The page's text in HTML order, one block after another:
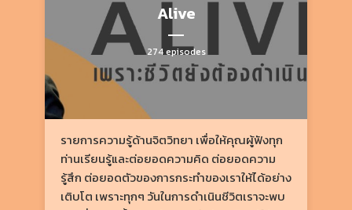
Alive
274 episodes
รายการความรู้ด้านจิตวิทยา เพื่อให้คุณผู้ฟังทุก
ท่านเรียนรู้และต่อยอดความคิด ต่อยอดความ
รู้สึก ต่อยอดตัวของการกระทำของเราให้ได้อย่าง
เติบโต เพราะทุกๆ วันในการดำเนินชีวิตเราจะพบ